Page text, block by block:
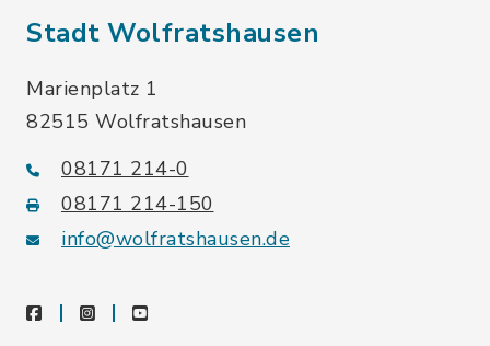
Stadt Wolfratshausen
Marienplatz 1
82515 Wolfratshausen
08171 214-0
08171 214-150
info@wolfratshausen.de
facebookinstagramyoutube